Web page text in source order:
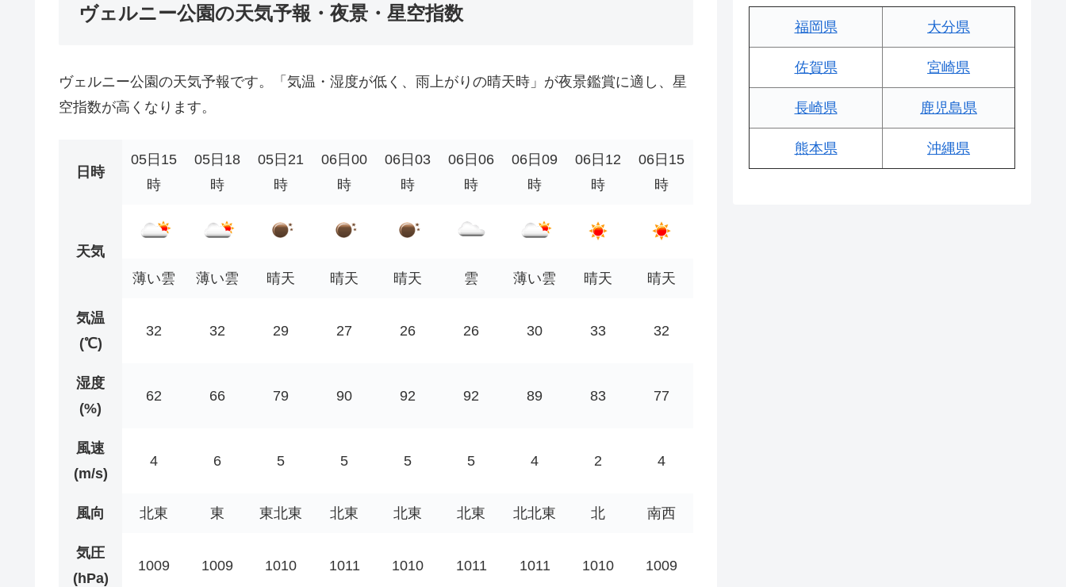
ヴェルニー公園の天気予報・夜景・星空指数
ヴェルニー公園の天気予報です。「気温・湿度が低く、雨上がりの晴天時」が夜景鑑賞に適し、星
空指数が高くなります。
日時
05日15
時
05日18
時
05日21
時
06日00
時
06日03
時
06日06
時
06日09
時
06日12
時
06日15
時
天気
薄い雲
薄い雲 晴天 晴天 晴天 雲 薄い雲 晴天 晴天
気温
(℃)
32 32 29 27 26 26 30 33 32
湿度
(%)
62 66 79 90 92 92 89 83 77
風速
(m/s)
4 6 5 5 5 5 4 2 4
風向 北東 東 東北東 北東 北東 北東 北北東 北 南西
気圧
(hPa)
1009 1009 1010 1011 1010 1011 1011 1010 1009
福岡県 大分県
佐賀県 宮崎県
長崎県 鹿児島県
熊本県 沖縄県